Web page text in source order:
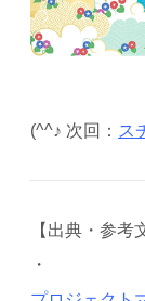
(^^♪ 次回： ス
【出典・参考
・